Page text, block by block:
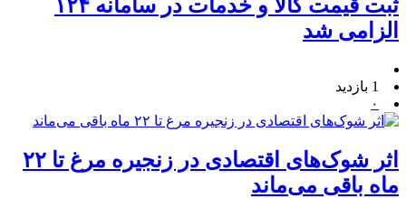
ثبت قیمت کالا و خدمات در سامانه ۱۲۴
الزامی شد
1 بازدید
۰
اثر شوک‌های اقتصادی در زنجیره مرغ تا ۲۲
ماه باقی می‌ماند